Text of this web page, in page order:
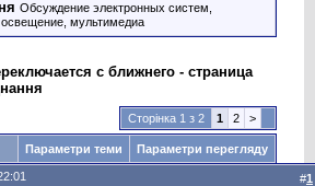
Обсуждение электронных систем,
освещение, мультимедиа
с ближнего - страница
Сторінка 1 з 2 1 2 >
Параметри теми Параметри перегляду
#1